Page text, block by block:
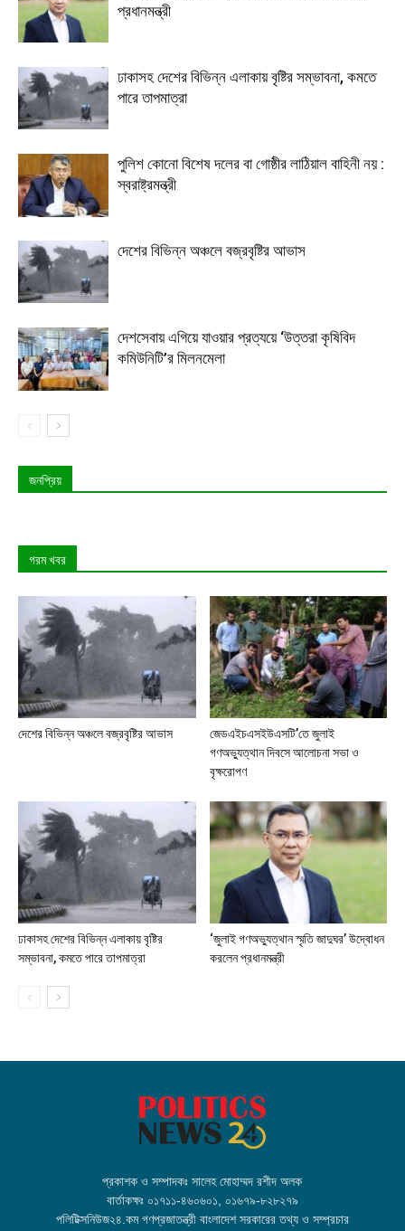
প্রধানমন্ত্রী
ঢাকাসহ দেশের বিভিন্ন এলাকায় বৃষ্টির সম্ভাবনা, কমতে
পারে তাপমাত্রা
পুলিশ কোনো বিশেষ দলের বা গোষ্ঠীর লাঠিয়াল বাহিনী নয় :
স্বরাষ্ট্রমন্ত্রী
দেশের বিভিন্ন অঞ্চলে বজ্রবৃষ্টির আভাস
দেশসেবায় এগিয়ে যাওয়ার প্রত্যয়ে ‘উত্তরা কৃষিবিদ
কমিউনিটি’র মিলনমেলা
জনপ্রিয়
গরম খবর
দেশের বিভিন্ন অঞ্চলে বজ্রবৃষ্টির আভাস
জেডএইচএসইউএসটি’তে জুলাই
গণঅভ্যুত্থান দিবসে আলোচনা সভা ও
বৃক্ষরোপণ
ঢাকাসহ দেশের বিভিন্ন এলাকায় বৃষ্টির
সম্ভাবনা, কমতে পারে তাপমাত্রা
‘জুলাই গণঅভ্যুত্থান স্মৃতি জাদুঘর’ উদ্বোধন
করলেন প্রধানমন্ত্রী
প্রকাশক ও সম্পাদকঃ সালেহ মোহাম্মদ রশীদ অলক
বার্তাকক্ষঃ ০১৭১১-৪৬০৬০১, ০১৬৭৯-৮২৮২৭৯
পলিটিক্সনিউজ২৪.কম গণপ্রজাতন্ত্রী বাংলাদেশ সরকারের তথ্য ও সম্প্রচার